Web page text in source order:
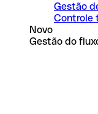
Gestão
Controle
Novo
Gestão do